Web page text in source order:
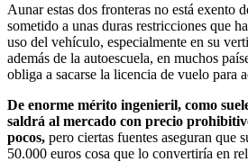
Aunar estas dos fronteras no está exento
sometido a unas duras restricciones que
uso del vehículo, especialmente en su
además de la autoescuela, en muchos
obliga a sacarse la licencia de vuelo para
De enorme mérito ingenieril, como
saldrá al mercado con precio
pocos, pero ciertas fuentes aseguran que
50.000 euros cosa que lo convertiría en